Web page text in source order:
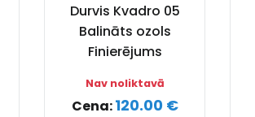
Durvis Kvadro 05
Balināts ozols
Finierējums
Nav noliktavā
Cena:120.00 €